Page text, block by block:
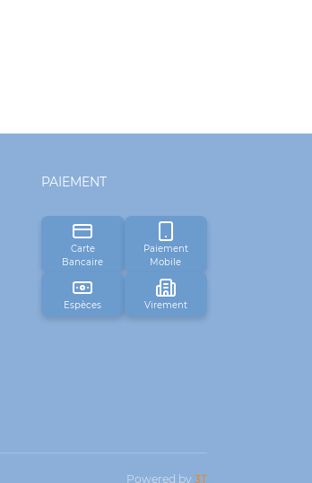
PAIEMENT
Carte
Bancaire
Paiement
Mobile
Espèces Virement
Powered by 3T